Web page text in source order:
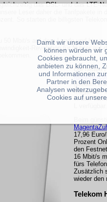
das DSL- und das LTE-
Leser daher die Tarifpakete in
So starten die billigsten
Mbit/s auf dem Lande und bis
Revolution für Nutzer auf
Die neuen
gliedern
Magenta
in den
17,96
Prozent
den
16 Mbit/s
fürs
Zusätzlich
wieder den
Telekom
Damit wir unsere
können würden wir
Cookies gebraucht,
anbieten zu können,
und Informationen
Partner in den
Analysen
Cookies auf